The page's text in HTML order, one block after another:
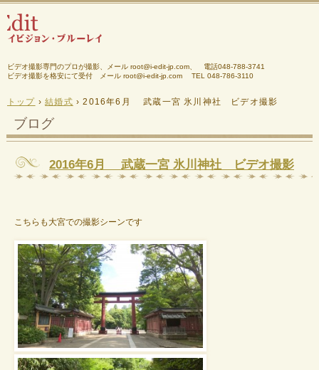
ビデオ撮影専門のプロが撮影、メール root@i-edit-jp.com、 電話048-788-3741
ビデオ撮影を格安にて受付 メール root@i-edit-jp.com
TEL 048-786-3110
トップ ›結婚式 ›2016年6月 武蔵一宮 氷川神社 ビデオ撮影
ブログ
2016年6月 武蔵一宮 氷川神社 ビデオ撮影
こちらも大宮での撮影シーンです